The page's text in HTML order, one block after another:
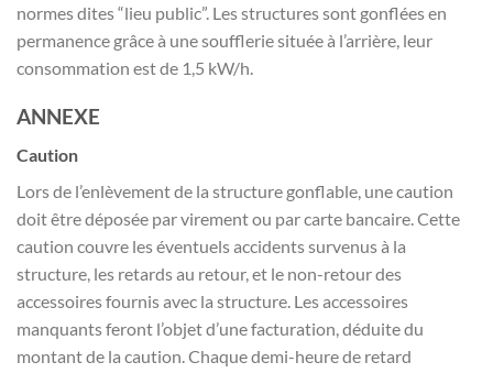
normes dites “lieu public”. Les structures sont gonflées en
permanence grâce à une soufflerie située à l’arrière, leur
consommation est de 1,5 kW/h.
ANNEXE
Caution
Lors de l’enlèvement de la structure gonflable, une caution
doit être déposée par virement ou par carte bancaire. Cette
caution couvre les éventuels accidents survenus à la
structure, les retards au retour, et le non-retour des
accessoires fournis avec la structure. Les accessoires
manquants feront l’objet d’une facturation, déduite du
montant de la caution. Chaque demi-heure de retard